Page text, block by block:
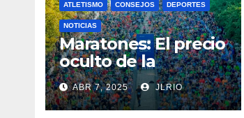
ATLETISMO CONSEJOS DEPORTES
NOTICIAS
Maratones: El precio
oculto de la
resistencia
ABR 7, 2025 JLRIO